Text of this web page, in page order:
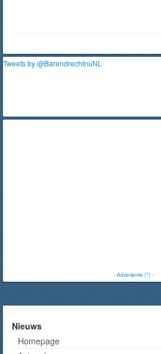
Tweets by @BarendrechtnuNL
-Advertentie (?)-
Nieuws
Homepage